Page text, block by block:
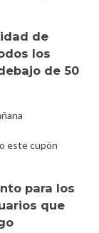
de
los
de 50
este cupón
para los
que